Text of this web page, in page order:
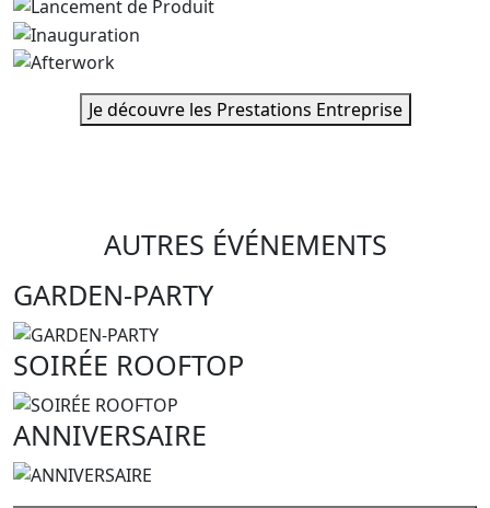
Je découvre les Prestations Entreprise
AUTRES ÉVÉNEMENTS
GARDEN-PARTY
SOIRÉE ROOFTOP
ANNIVERSAIRE